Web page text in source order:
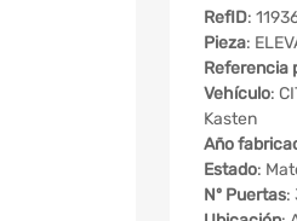
RefID:
Pieza:
Referencia
Vehículo:
Kasten
Año
Estado:
Nº Puertas: